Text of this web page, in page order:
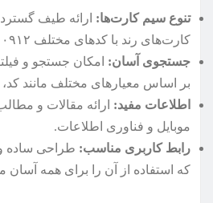
تنوع سیم کارت‌ها: ارائه طیف
کارت‌های رند با کدهای مختلف ۰۹۱۲ و سایر اپراتورها.
جستجوی آسان: امکان جستجو و
بر اساس معیارهای مختلف مانند
اطلاعات مفید: ارائه مقالات و
موبایل و فناوری اطلاعات.
رابط کاربری مناسب: طراحی ساده
که استفاده از آن را برای همه آسان